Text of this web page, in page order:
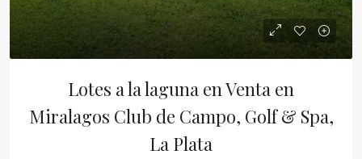
Lotes a la laguna en Venta en
Miralagos Club de Campo, Golf & Spa,
La Plata